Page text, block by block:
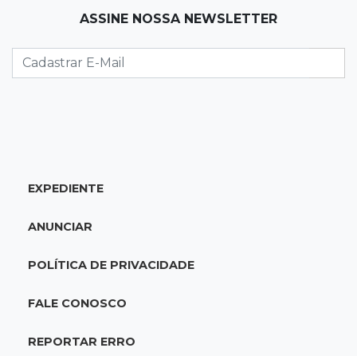
Qualidade da educação avança em MS e
MS leva delegação de 40 atletas ao
16:41Privacidade violada
ASSINE NOSSA NEWSLETTER
EXPEDIENTE
ANUNCIAR
POLÍTICA DE PRIVACIDADE
FALE CONOSCO
REPORTAR ERRO